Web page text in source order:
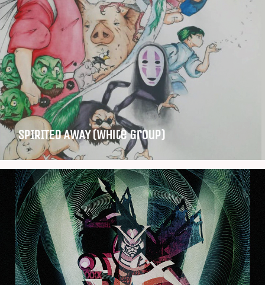
SPIRITED AWAY (White Group)